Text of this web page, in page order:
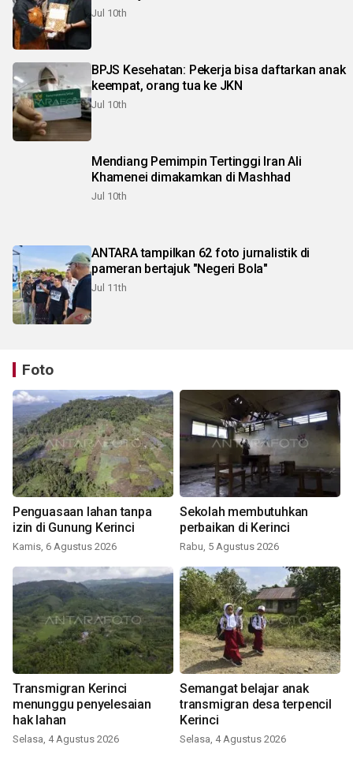
Jul 10th
BPJS Kesehatan: Pekerja bisa daftarkan anak
keempat, orang tua ke JKN
Jul 10th
Mendiang Pemimpin Tertinggi Iran Ali
Khamenei dimakamkan di Mashhad
Jul 10th
ANTARA tampilkan 62 foto jurnalistik di
pameran bertajuk "Negeri Bola"
Jul 11th
Foto
Penguasaan lahan tanpa
izin di Gunung Kerinci
Kamis, 6 Agustus 2026
Sekolah membutuhkan
perbaikan di Kerinci
Rabu, 5 Agustus 2026
Transmigran Kerinci
menunggu penyelesaian
hak lahan
Selasa, 4 Agustus 2026
Semangat belajar anak
transmigran desa terpencil
Kerinci
Selasa, 4 Agustus 2026